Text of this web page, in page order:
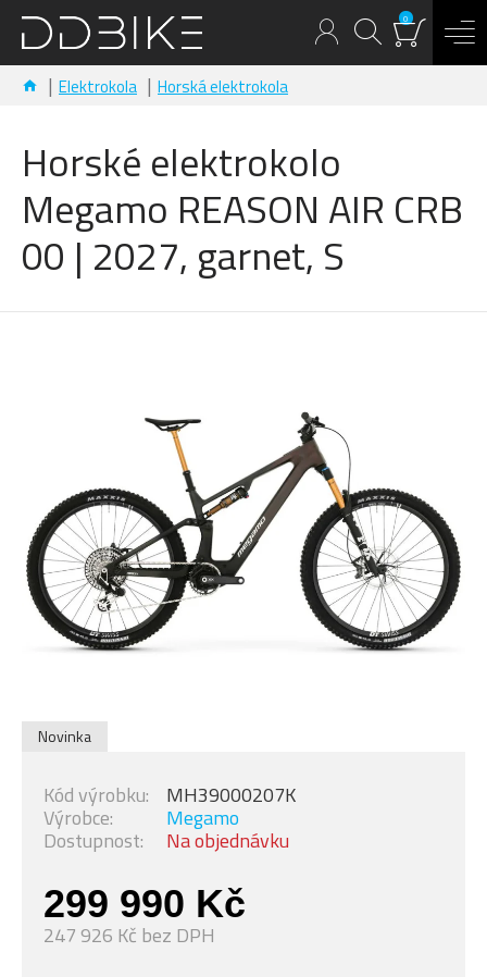
0
Elektrokola Horská elektrokola
Horské elektrokolo
Megamo REASON AIR CRB
00 | 2027, garnet, S
Novinka
299 990 Kč
247 926 Kč bez DPH
Dostupnost: Na objednávku
Výrobce: Megamo
Kód výrobku: MH39000207K